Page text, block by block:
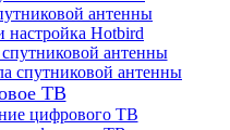
антенны
настройка Hotbird
спутниковой антенны
спутниковой антенны
ТВ
цифрового ТВ